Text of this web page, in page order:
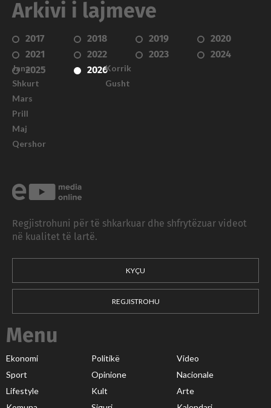
Arkivi i lajmeve
2017 2018 2019
2020
2021
2022 2023
2024
2025
2026
Janar
Shkurt
Mars
Prill
Maj
Qershor
Korrik
Gusht
Regjistrohuni për të shkarkuar dhe shfrytëzuar videot
në kualitet të lartë.
KYÇU
REGJISTROHU
Menu
Ekonomi Politikë
Video
Sport
Opinione
Nacionale
Lifestyle
Kult
Arte